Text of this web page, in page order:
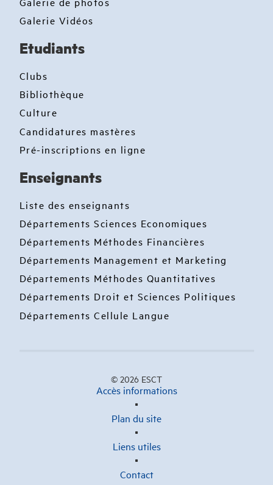
Galerie Vidéos
Etudiants
Clubs
Bibliothèque
Culture
Candidatures mastères
Pré-inscriptions en ligne
Enseignants
Liste des enseignants
Départements Sciences Economiques
Départements Méthodes Financières
Départements Management et Marketing
Départements Méthodes Quantitatives
Départements Droit et Sciences Politiques
Départements Cellule Langue
© 2026 ESCT
Accès informations
Plan du site
Liens utiles
Contact